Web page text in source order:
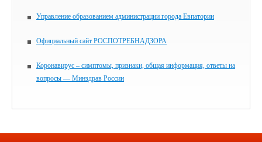
Управление образованием администрации города Евпатории
Официальный сайт РОСПОТРЕБНАДЗОРА
Коронавирус – симптомы, признаки, общая информация, ответы на
вопросы — Минздрав России